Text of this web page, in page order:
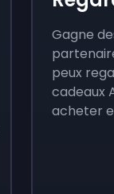
Gagne
peux
cadeaux
acheter